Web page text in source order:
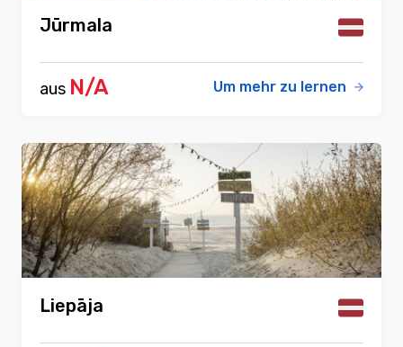
Jūrmala
aus N/A Um mehr zu lernen
Liepāja